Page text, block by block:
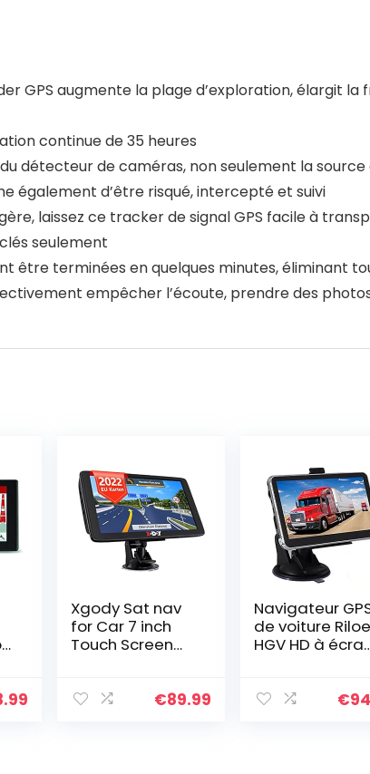
GPS augmente la plage d’exploration, élargit
continue de 35 heures
détecteur de caméras, non seulement la
également d’être risqué, intercepté et suivi
laissez ce tracker de signal GPS facile à
seulement
être terminées en quelques minutes, éliminant
empêcher l’écoute, prendre des
Xgody Sat nav
for Car 7 inch
Touch Screen
Navigation €89.99
Navigateur
de voiture
HGV HD à
émetteur FM
€